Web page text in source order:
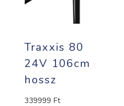
Traxxis 80
24V 106cm
hossz
339999 Ft